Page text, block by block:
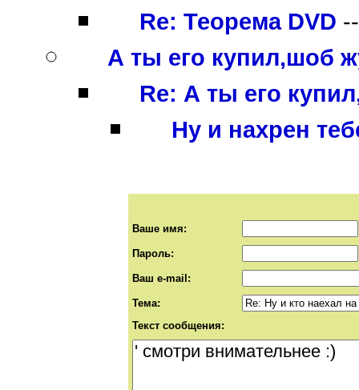
Re: Теорема DVD
А ты его купил,шоб
Re: А ты его
Ну и нахрен
Ваше имя:
Пароль:
Ваш e-mail:
Тема:
Текст сообщения: